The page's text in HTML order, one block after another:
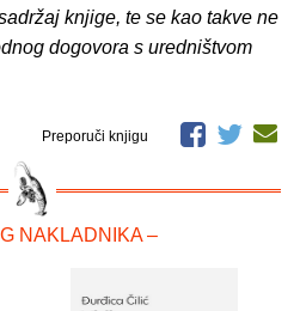
knjige, te se kao takve ne
dogovora s uredništvom
Preporuči knjigu
NAKLADNIKA –